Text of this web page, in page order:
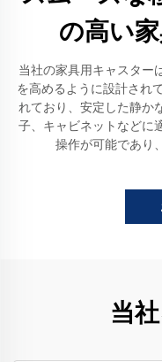
の高い
当社の家具用キャスター
を高めるように設計され
れており、安定した静か
子、キャビネットなどに
操作が可能であり
当